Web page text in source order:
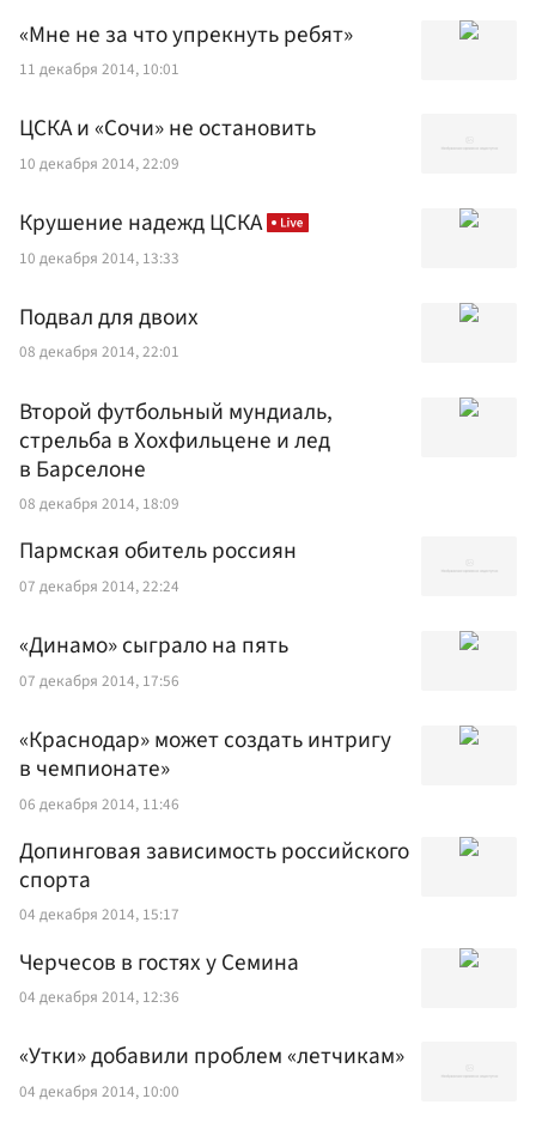
«Мне не за что упрекнуть ребят»
11 декабря 2014, 10:01
ЦСКА и «Сочи» не остановить
10 декабря 2014, 22:09
Крушение надежд ЦСКА
10 декабря 2014, 13:33
Подвал для двоих
08 декабря 2014, 22:01
Второй футбольный мундиаль,
стрельба в Хохфильцене и лед
в Барселоне
08 декабря 2014, 18:09
Пармская обитель россиян
07 декабря 2014, 22:24
«Динамо» сыграло на пять
07 декабря 2014, 17:56
«Краснодар» может создать интригу
в чемпионате»
06 декабря 2014, 11:46
Допинговая зависимость российского
спорта
04 декабря 2014, 15:17
Черчесов в гостях у Семина
04 декабря 2014, 12:36
«Утки» добавили проблем «летчикам»
04 декабря 2014, 10:00